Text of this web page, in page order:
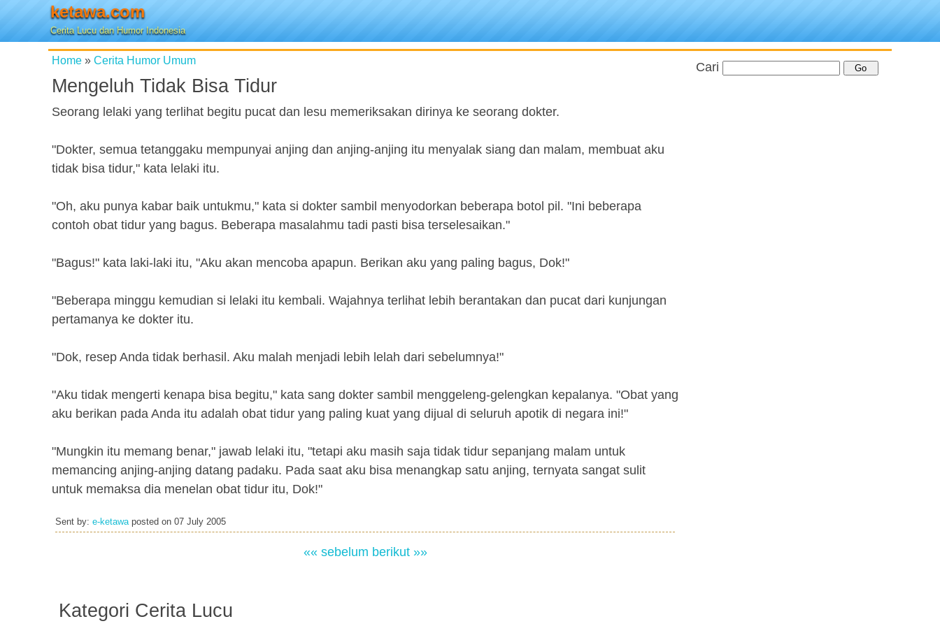
ketawa.com
Cerita Lucu dan Humor Indonesia
Home » Cerita Humor Umum
Mengeluh Tidak Bisa Tidur
Seorang lelaki yang terlihat begitu pucat dan lesu memeriksakan dirinya ke seorang dokter.
"Dokter, semua tetanggaku mempunyai anjing dan anjing-anjing itu menyalak siang dan malam, membuat aku
tidak bisa tidur," kata lelaki itu.
"Oh, aku punya kabar baik untukmu," kata si dokter sambil menyodorkan beberapa botol pil. "Ini beberapa
contoh obat tidur yang bagus. Beberapa masalahmu tadi pasti bisa terselesaikan."
"Bagus!" kata laki-laki itu, "Aku akan mencoba apapun. Berikan aku yang paling bagus, Dok!"
"Beberapa minggu kemudian si lelaki itu kembali. Wajahnya terlihat lebih berantakan dan pucat dari kunjungan
pertamanya ke dokter itu.
"Dok, resep Anda tidak berhasil. Aku malah menjadi lebih lelah dari sebelumnya!"
"Aku tidak mengerti kenapa bisa begitu," kata sang dokter sambil menggeleng-gelengkan kepalanya. "Obat yang
aku berikan pada Anda itu adalah obat tidur yang paling kuat yang dijual di seluruh apotik di negara ini!"
"Mungkin itu memang benar," jawab lelaki itu, "tetapi aku masih saja tidak tidur sepanjang malam untuk
memancing anjing-anjing datang padaku. Pada saat aku bisa menangkap satu anjing, ternyata sangat sulit
untuk memaksa dia menelan obat tidur itu, Dok!"
Sent by: e-ketawaposted on 07 July 2005
«« sebelum berikut »»
Cari
Kategori Cerita Lucu